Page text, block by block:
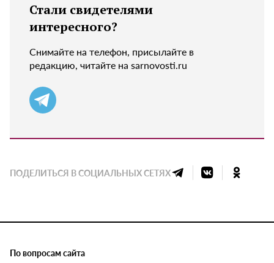
Стали свидетелями
интересного?
Снимайте на телефон, присылайте в
редакцию, читайте на sarnovosti.ru
ПОДЕЛИТЬСЯ В СОЦИАЛЬНЫХ СЕТЯХ
По вопросам сайта